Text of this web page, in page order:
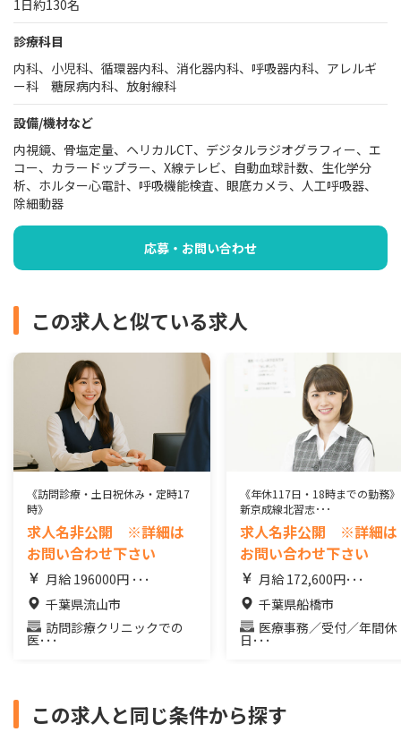
1日約130名
診療科目
内科、小児科、循環器内科、消化器内科、呼吸器内科、アレルギ
ー科 糖尿病内科、放射線科
設備/機材など
内視鏡、骨塩定量、ヘリカルCT、デジタルラジオグラフィー、エ
コー、カラードップラー、X線テレビ、自動血球計数、生化学分
析、ホルター心電計、呼吸機能検査、眼底カメラ、人工呼吸器、
除細動器
応募・お問い合わせ
この求人と似ている求人
《訪問診療・土日祝休み・定時17
時》
求人名非公開 ※詳細は
お問い合わせ下さい
月給 196000円 ･･･
千葉県流山市
訪問診療クリニックでの
医･･･
《年休117日・18時までの勤務》
新京成線北習志･･･
求人名非公開 ※詳細は
お問い合わせ下さい
月給 172,600円･･･
千葉県船橋市
医療事務／受付／年間休
日･･･
この求人と同じ条件から探す